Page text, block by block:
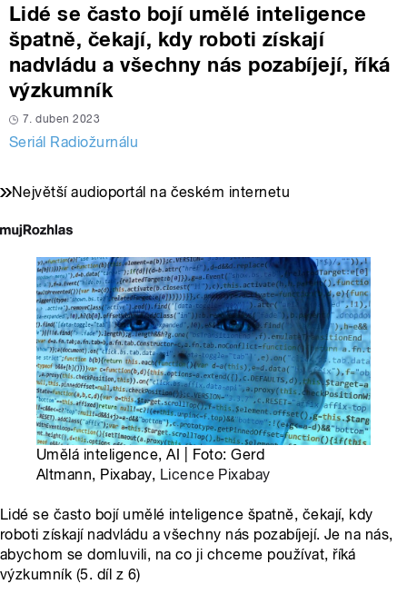
Lidé se často bojí umělé inteligence
špatně, čekají, kdy roboti získají
nadvládu a všechny nás pozabíjejí, říká
výzkumník
7. duben 2023
Seriál Radiožurnálu
Největší audioportál na českém internetu
Umělá inteligence, AI | Foto: Gerd
Altmann, Pixabay, Licence Pixabay
Lidé se často bojí umělé inteligence špatně, čekají, kdy
roboti získají nadvládu a všechny nás pozabíjejí. Je na nás,
abychom se domluvili, na co ji chceme používat, říká
výzkumník (5. díl z 6)